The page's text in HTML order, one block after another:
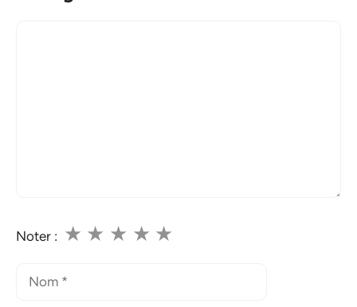
Noter : ★
★
★
★
★